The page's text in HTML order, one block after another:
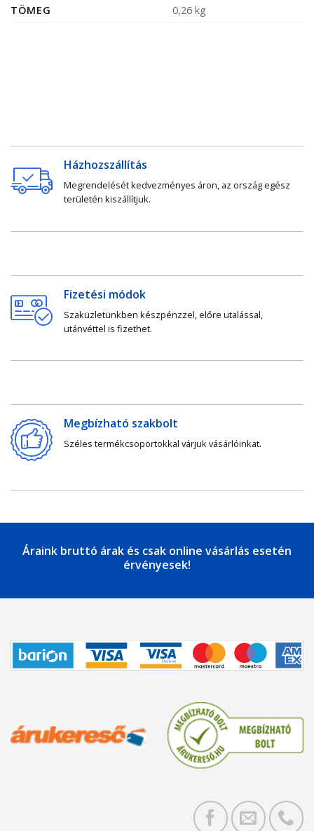
TÖMEG 0,26 kg
Házhozszállítás
Megrendelését kedvezményes áron, az ország egész
területén kiszállítjuk.
Fizetési módok
Szaküzletünkben készpénzzel, előre utalással,
utánvéttel is fizethet.
Megbízható szakbolt
Széles termékcsoportokkal várjuk vásárlóinkat.
Áraink bruttó árak és csak online vásárlás esetén
érvényesek!